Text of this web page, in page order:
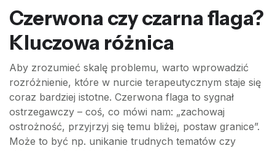
Czerwona czy czarna flaga?
Kluczowa różnica
Aby zrozumieć skalę problemu, warto wprowadzić
rozróżnienie, które w nurcie terapeutycznym staje się
coraz bardziej istotne. Czerwona flaga to sygnał
ostrzegawczy – coś, co mówi nam: „zachowaj
ostrożność, przyjrzyj się temu bliżej, postaw granice”.
Może to być np. unikanie trudnych tematów czy